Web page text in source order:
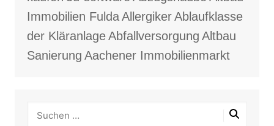
Immobilien FuldaAllergikerAblaufklasse
der KläranlageAbfallversorgung Altbau
Sanierung Aachener Immobilienmarkt